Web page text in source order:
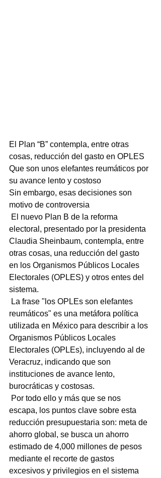
El Plan “B” contempla, entre otras
cosas, reducción del gasto en OPLES
Que son unos elefantes reumáticos por
su avance lento y costoso
Sin embargo, esas decisiones son
motivo de controversia
El nuevo Plan B de la reforma
electoral, presentado por la presidenta
Claudia Sheinbaum, contempla, entre
otras cosas, una reducción del gasto
en los Organismos Públicos Locales
Electorales (OPLES) y otros entes del
sistema.
La frase "los OPLEs son elefantes
reumáticos" es una metáfora política
utilizada en México para describir a los
Organismos Públicos Locales
Electorales (OPLEs), incluyendo al de
Veracruz, indicando que son
instituciones de avance lento,
burocráticas y costosas.
Por todo ello y más que se nos
escapa, los puntos clave sobre esta
reducción presupuestaria son: meta de
ahorro global, se busca un ahorro
estimado de 4,000 millones de pesos
mediante el recorte de gastos
excesivos y privilegios en el sistema